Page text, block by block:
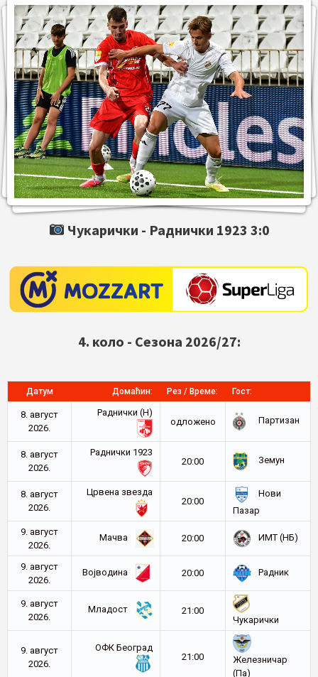
Чукарички - Раднички 1923 3:0
4. коло - Сезона 2026/27:
Датум Домаћин: Рез / Време: Гост:
8. август
2026.
Раднички (Н)
oдложено
Партизан
8. август
2026.
Раднички 1923
20:00
Земун
8. август
2026.
Црвена звезда
20:00
Нови
Пазар
9. август
2026.
Мачва 20:00 ИМТ (НБ)
9. август
2026.
Војводина 20:00 Радник
9. август
2026.
Младост
21:00
Чукарички
9. август
2026.
ОФК Београд
21:00
Железничар
(Па)